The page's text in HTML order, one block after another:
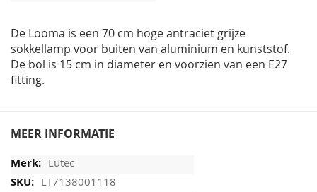
De Looma is een 70 cm hoge antraciet grijze
sokkellamp voor buiten van aluminium en kunststof.
De bol is 15 cm in diameter en voorzien van een E27
fitting.
MEER INFORMATIE
Lutec
LT7138001118